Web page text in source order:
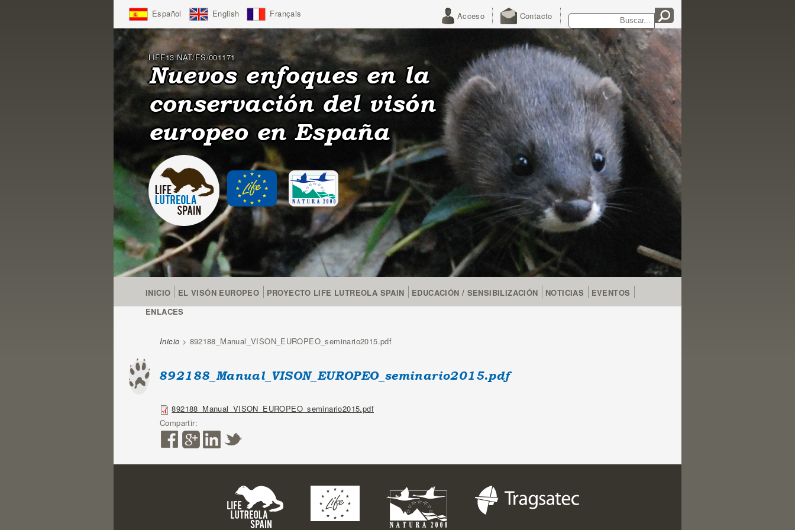
Español English Français
Formulario de búsqueda
Buscar
Acceso Contacto
LIFE13 NAT/ES/001171
Nuevos enfoques en la
conservación del visón
europeo en España
INICIO EL VISÓN EUROPEO PROYECTO LIFE LUTREOLA SPAIN EDUCACIÓN / SENSIBILIZACIÓN NOTICIAS
EVENTOS
ENLACES
Se encuentra usted aquí
Inicio > 892188_Manual_VISON_EUROPEO_seminario2015.pdf
892188_Manual_VISON_EUROPEO_seminario2015.pdf
892188_Manual_VISON_EUROPEO_seminario2015.pdf
Compartir: